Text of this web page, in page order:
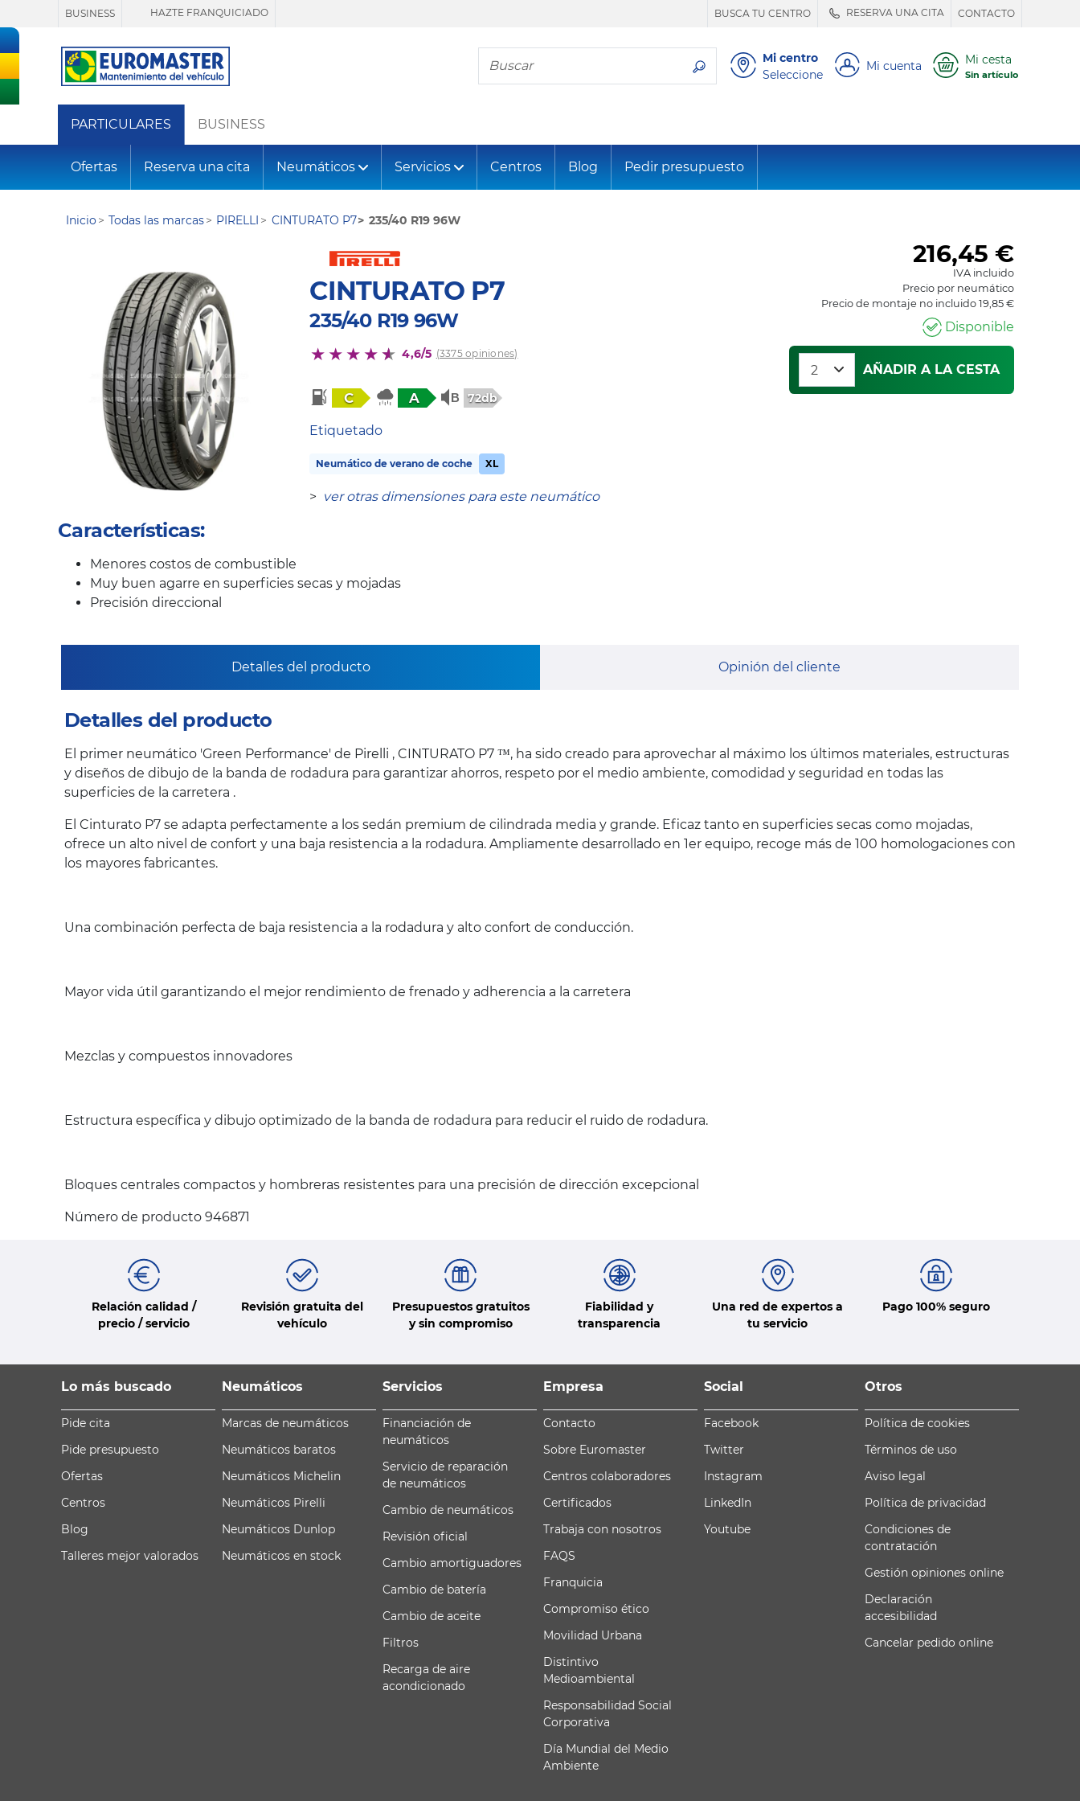
BUSINESS HAZTE FRANQUICIADO BUSCA TU CENTRO RESERVA UNA CITA CONTACTO
Busca tu neumático
Mi centro
Seleccione
Mi cuenta Mi cesta
Sin artículo
PARTICULARES BUSINESS
Ofertas Reserva una cita Neumáticos Servicios Centros Blog Pedir presupuesto
Inicio Todas las marcas PIRELLI CINTURATO P7 235/40 R19 96W
CINTURATO P7
235/40 R19 96W
4,6/5 (3375 opiniones)
C A 72db
Etiquetado
Neumático de verano de coche XL
> ver otras dimensiones para este neumático
216,45 €
IVA incluido
Precio por neumático
Precio de montaje no incluido 19,85 €
Disponible
AÑADIR A LA CESTA
Características:
Menores costos de combustible
Muy buen agarre en superficies secas y mojadas
Precisión direccional
Detalles del producto Opinión del cliente
Detalles del producto
El primer neumático 'Green Performance' de Pirelli , CINTURATO P7 ™, ha sido creado para aprovechar al máximo los últimos materiales, estructuras
y diseños de dibujo de la banda de rodadura para garantizar ahorros, respeto por el medio ambiente, comodidad y seguridad en todas las
superficies de la carretera .
El Cinturato P7 se adapta perfectamente a los sedán premium de cilindrada media y grande. Eficaz tanto en superficies secas como mojadas,
ofrece un alto nivel de confort y una baja resistencia a la rodadura. Ampliamente desarrollado en 1er equipo, recoge más de 100 homologaciones con
los mayores fabricantes.
Una combinación perfecta de baja resistencia a la rodadura y alto confort de conducción.
Mayor vida útil garantizando el mejor rendimiento de frenado y adherencia a la carretera
Mezclas y compuestos innovadores
Estructura específica y dibujo optimizado de la banda de rodadura para reducir el ruido de rodadura.
Bloques centrales compactos y hombreras resistentes para una precisión de dirección excepcional
Número de producto 946871
Relación calidad /
precio / servicio
Revisión gratuita del
vehículo
Presupuestos gratuitos
y sin compromiso
Fiabilidad y
transparencia
Una red de expertos a
tu servicio
Pago 100% seguro
Lo más buscado
Pide cita
Pide presupuesto
Ofertas
Centros
Blog
Talleres mejor valorados
Neumáticos
Marcas de neumáticos
Neumáticos baratos
Neumáticos Michelin
Neumáticos Pirelli
Neumáticos Dunlop
Neumáticos en stock
Servicios
Financiación de
neumáticos
Servicio de reparación
de neumáticos
Cambio de neumáticos
Revisión oficial
Cambio amortiguadores
Cambio de batería
Cambio de aceite
Filtros
Recarga de aire
acondicionado
Empresa
Contacto
Sobre Euromaster
Centros colaboradores
Certificados
Trabaja con nosotros
FAQS
Franquicia
Compromiso ético
Movilidad Urbana
Distintivo
Medioambiental
Responsabilidad Social
Corporativa
Día Mundial del Medio
Ambiente
Social
Facebook
Twitter
Instagram
LinkedIn
Youtube
Otros
Política de cookies
Términos de uso
Aviso legal
Política de privacidad
Condiciones de
contratación
Gestión opiniones online
Declaración
accesibilidad
Cancelar pedido online